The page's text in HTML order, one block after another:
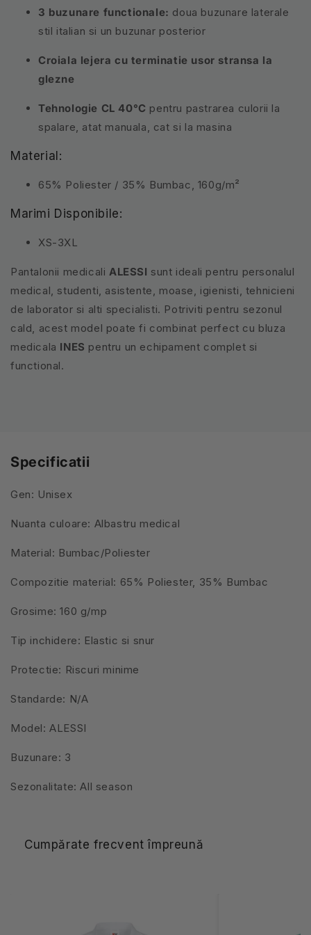
3 buzunare functionale: doua buzunare laterale
stil italian si un buzunar posterior
Croiala lejera cu terminatie usor stransa la
glezne
Tehnologie CL 40°C pentru pastrarea culorii la
spalare, atat manuala, cat si la masina
Material:
65% Poliester / 35% Bumbac, 160g/m²
Marimi Disponibile:
XS-3XL
Pantalonii medicali ALESSI sunt ideali pentru personalul
medical, studenti, asistente, moase, igienisti, tehnicieni
de laborator si alti specialisti. Potriviti pentru sezonul
cald, acest model poate fi combinat perfect cu bluza
medicala INES pentru un echipament complet si
functional.
Specificatii
Gen: Unisex
Nuanta culoare: Albastru medical
Material: Bumbac/Poliester
Compozitie material: 65% Poliester, 35% Bumbac
Grosime: 160 g/mp
Tip inchidere: Elastic si snur
Protectie: Riscuri minime
Standarde: N/A
Model: ALESSI
Buzunare: 3
Sezonalitate: All season
Cumpărate frecvent împreună